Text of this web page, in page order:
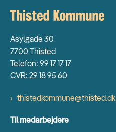
Asylgade 30
7700 Thisted
Telefon: 99 17 17 17
CVR: 29 18 95 60
thistedkommune@thisted.dk
Til medarbejdere